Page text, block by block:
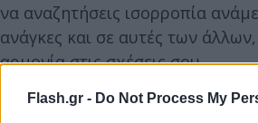
Flash.gr - Do Not Process My
να αναζητήσεις ισορροπία
ανάγκες και σε αυτές των
αρμονία στις σχέσεις σου.